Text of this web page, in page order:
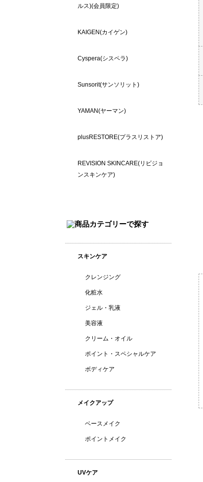
ルス)(会員限定)
KAIGEN(カイゲン)
Cyspera(シスペラ)
Sunsorit(サンソリット)
YAMAN(ヤーマン)
plusRESTORE(プラスリストア)
REVISION SKINCARE(リビジョ
ンスキンケア)
スキンケア
クレンジング
化粧水
ジェル・乳液
美容液
クリーム・オイル
ポイント・スペシャルケア
ボディケア
メイクアップ
ベースメイク
ポイントメイク
UVケア